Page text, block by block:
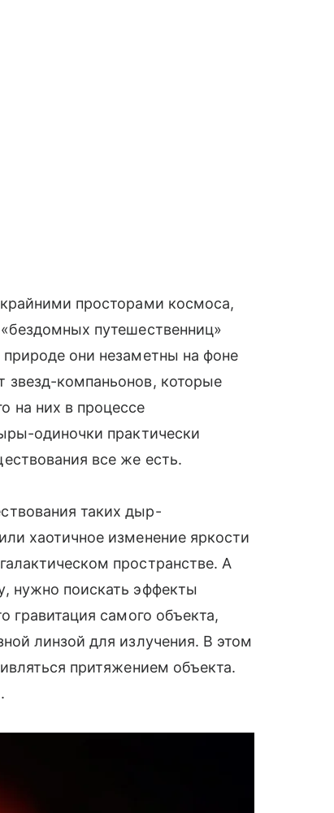
просторами космоса,
путешественниц»
они незаметны на фоне
компаньонов, которые
на них в процессе
одиночки практически
все же есть.
таких дыр-
хаотичное изменение яркости
пространстве. А
нужно поискать эффекты
гравитация самого объекта,
линзой для излучения. В этом
притяжением объекта.